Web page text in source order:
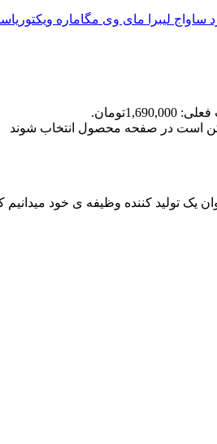
ساواج لیبرا مای وی مگاماره
است در صفحه محصول انتخاب شوند
یک تولید کننده وظیفه ی خود